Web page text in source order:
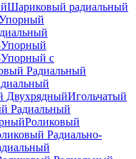
Шариковый радиальный
с
Радиальный
ДвухрядныйИгольчатый
Радиальный
Роликовый
Радиально-